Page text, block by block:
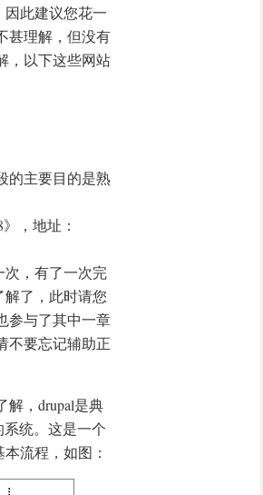
此建议您花一
甚理解，但没有
，以下这些网站
的主要目的是熟
，地址：
次，有了一次完
了，此时请您
参与了其中一章
不要忘记辅助正
解，drupal是典
统。这是一个
流程，如图：